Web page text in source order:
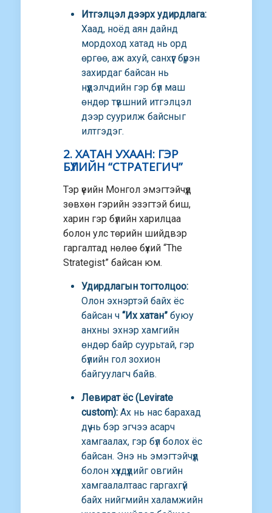
Итгэлцэл дээрх удирдлага:
Хаад, ноёд аян дайнд
мордоход хатад нь орд
өргөө, аж ахуй, санхүүг бүрэн
захирдаг байсан нь
нүүдэлчдийн гэр бүл маш
өндөр түвшний итгэлцэл
дээр суурилж байсныг
илтгэдэг.
2. ХАТАН УХААН: ГЭР
БҮЛИЙН “СТРАТЕГИЧ”
Тэр үеийн Монгол эмэгтэйчүүд
зөвхөн гэрийн эзэгтэй биш,
харин гэр бүлийн харилцаа
болон улс төрийн шийдвэр
гаргалтад нөлөө бүхий “The
Strategist” байсан юм.
Удирдлагын тогтолцоо:
Олон эхнэртэй байх ёс
байсан ч “Их хатан”буюу
анхны эхнэр хамгийн
өндөр байр суурьтай, гэр
бүлийн гол зохион
байгуулагч байв.
Левират ёс (Levirate
custom):Ах нь нас барахад
дүү нь бэр эгчээ асарч
хамгаалах, гэр бүл болох ёс
байсан. Энэ нь эмэгтэйчүүд
болон хүүхдүүдийг овгийн
хамгаалалтаас гаргахгүй
байх нийгмийн халамжийн